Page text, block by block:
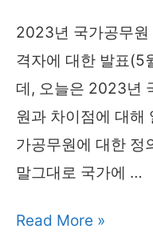
쿠
폰
받
아
가
세
2023년 국가공무
격자에 대한 발표(5
데, 오늘은 2023년
원과 차이점에 대해
가공무원에 대한 정
말그대로 국가에 …
2023
Read More »